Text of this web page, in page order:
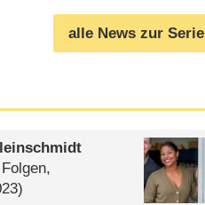
alle News zur Serie